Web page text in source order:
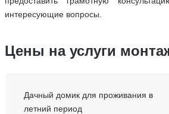
интересующие вопросы.
Цены на услуги
Дачный домик для проживания в
летний период